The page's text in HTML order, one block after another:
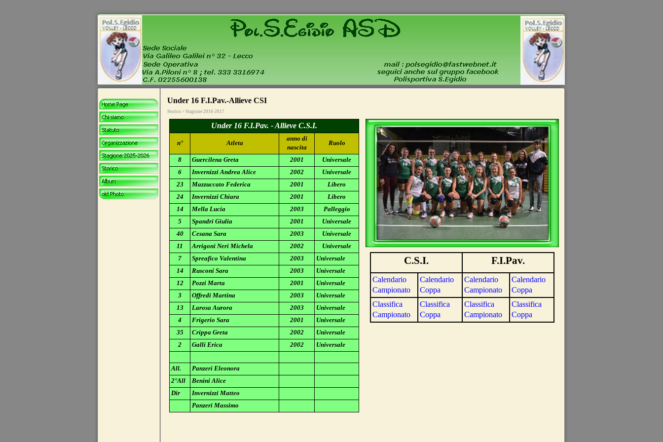
Under 16 F.I.Pav.-Allieve CSI
Storico > Stagione 2016-2017
Under 16 F.I.Pav. - Allieve C.S.I.
n° Atleta
anno di
nascita
Ruolo
8 Guercilena Greta 2001
Universale
6
Invernizzi Andrea Alice 2002
Universale
23
Mazzuccato Federica 2001
Libero
24
Invernizzi Chiara 2001
Libero
14
Mella Lucia 2003
Palleggio
5
Spandri Giulia 2001
Universale
40
Cesana Sara 2003
Universale
11
Arrigoni Neri Michela 2002
Universale
7
Spreafico Valentina 2003
Universale
14
Rusconi Sara 2003
Universale
12
Pozzi Marta 2001
Universale
3
Offredi Martina 2003
Universale
13
Larosa Aurora 2003
Universale
4
Frigerio Sara 2001
Universale
35
Crippa Greta 2002
Universale
2
Galli Erica 2002 Universale
All.
Panzeri Eleonora
2°All
Benini Alice
Dir
Invernizzi Matteo
Panzeri Massimo
C.S.I. F.I.Pav.
Calendario
Campionato
Calendario
Coppa
Calendario
Campionato
Calendario
Coppa
Classifica
Campionato
Classifica
Coppa
Classifica
Campionato
Classifica
Coppa